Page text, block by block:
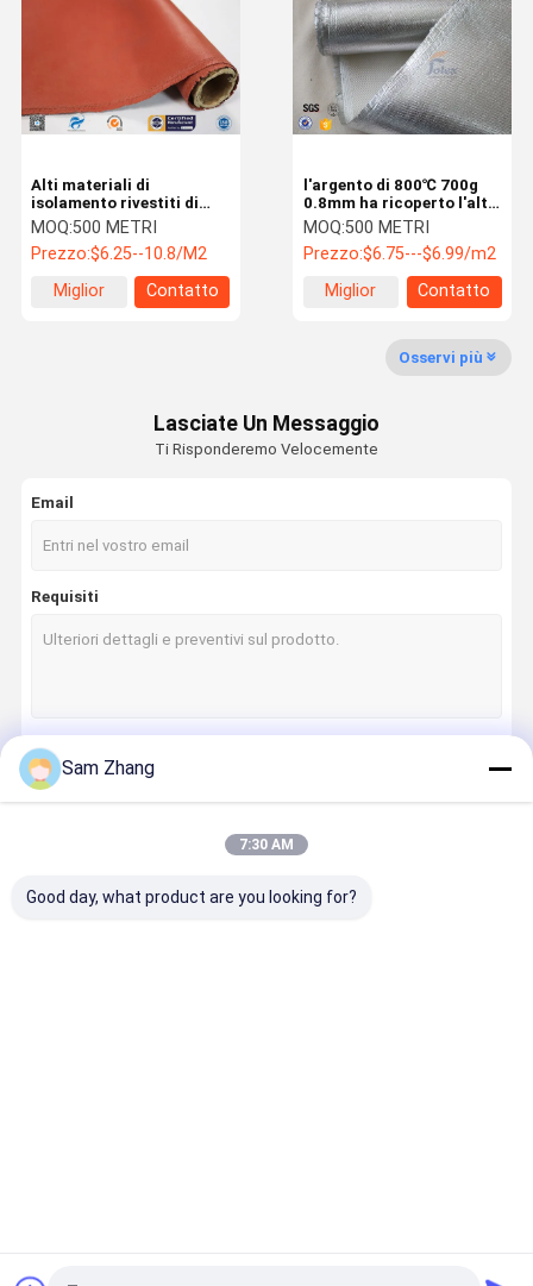
Giro Della
Fabbrica
Controllo Di
Qualità
Contattici Notizie
Richieda Una
Shoppping
tessuto rivestito di silicone della vetroresina
Alto tessuto della silice
Coperta del fuoco della vetroresina
tessuto rivestito della vetroresina del ptfe
l'argento di 800℃ 700g
0.8mm ha ricoperto l'alto
panno del tessuto della
silice per termoresistente
MOQ:500 METRI
Prezzo:$6.75---$6.99/m2
Miglior
Contatto
Alti materiali di
isolamento rivestiti di
silicone rossi del tessuto
della vetroresina della
silice
MOQ:500 METRI
Prezzo:$6.25--10.8/M2
Miglior
Contatto
Osservi più
Lasciate Un Messaggio
Ti Risponderemo Velocemente
Email
Requisiti
Qualità
Sam Zhang
7:30 AM
Good day, what product are you looking for?